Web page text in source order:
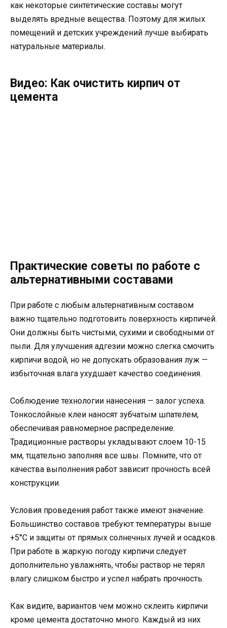
как некоторые синтетические составы могут
выделять вредные вещества. Поэтому для жилых
помещений и детских учреждений лучше выбирать
натуральные материалы.
Видео: Как очистить кирпич от
цемента
Практические советы по работе с
альтернативными составами
При работе с любым альтернативным составом
важно тщательно подготовить поверхность кирпичей.
Они должны быть чистыми, сухими и свободными от
пыли. Для улучшения адгезии можно слегка смочить
кирпичи водой, но не допускать образования луж —
избыточная влага ухудшает качество соединения.
Соблюдение технологии нанесения — залог успеха.
Тонкослойные клеи наносят зубчатым шпателем,
обеспечивая равномерное распределение.
Традиционные растворы укладывают слоем 10-15
мм, тщательно заполняя все швы. Помните, что от
качества выполнения работ зависит прочность всей
конструкции.
Условия проведения работ также имеют значение.
Большинство составов требуют температуры выше
+5°C и защиты от прямых солнечных лучей и осадков.
При работе в жаркую погоду кирпичи следует
дополнительно увлажнять, чтобы раствор не терял
влагу слишком быстро и успел набрать прочность.
Как видите, вариантов чем можно склеить кирпичи
кроме цемента достаточно много. Каждый из них